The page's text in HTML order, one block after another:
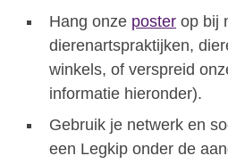
Hang onze poster op bij
dierenartspraktijken,
winkels, of verspreid
informatie hieronder).
Gebruik je netwerk en
een Legkip onder de